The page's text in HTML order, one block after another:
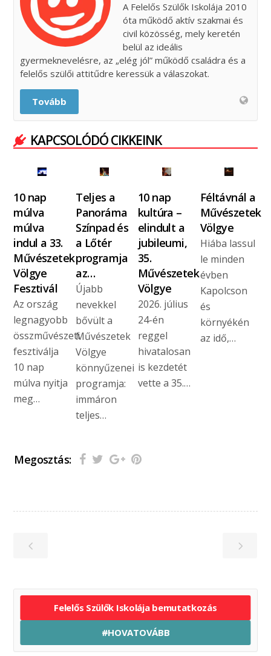
A Felelős Szülők Iskolája 2010
óta működő aktív szakmai és
civil közösség, mely keretén
belül az ideális
gyermeknevelésre, az „elég jól” működő családra és a
felelős szülői attitűdre keressük a válaszokat.
Tovább
KAPCSOLÓDÓ CIKKEINK
10 nap
múlva
múlva
indul a 33.
Művészetek
Völgye
Fesztivál
Az ország
legnagyobb
összművészeti
fesztiválja
10 nap
múlva nyitja
meg…
Teljes a
Panoráma
Színpad és
a Lőtér
programja
az…
Újabb
nevekkel
bővült a
Művészetek
Völgye
könnyűzenei
programja:
immáron
teljes…
10 nap
kultúra –
elindult a
jubileumi,
35.
Művészetek
Völgye
2026. július
24-én
reggel
hivatalosan
is kezdetét
vette a 35.…
Féltávnál a
Művészetek
Völgye
Hiába lassul
le minden
évben
Kapolcson
és
környékén
az idő,…
Megosztás:
Felelős Szülők Iskolája bemutatkozás
#HOVATOVÁBB